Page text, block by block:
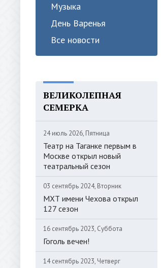
Музыка
День Варенья
Все новости
ВЕЛИКОЛЕПНАЯ
СЕМЕРКА
24 июль 2026, Пятница
Театр на Таганке первым в
Москве открыл новый
театральный сезон
03 сентябрь 2024, Вторник
МХТ имени Чехова открыл
127 сезон
16 сентябрь 2023, Суббота
Гоголь вечен!
14 сентябрь 2023, Четверг